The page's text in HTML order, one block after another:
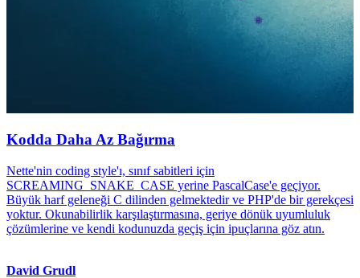
Kodda Daha Az Bağırma
Nette'nin coding style'ı, sınıf sabitleri için
SCREAMING_SNAKE_CASE yerine PascalCase'e geçiyor.
Büyük harf geleneği C dilinden gelmektedir ve PHP'de bir gerekçesi
yoktur. Okunabilirlik karşılaştırmasına, geriye dönük uyumluluk
çözümlerine ve kendi kodunuzda geçiş için ipuçlarına göz atın.
David Grudl